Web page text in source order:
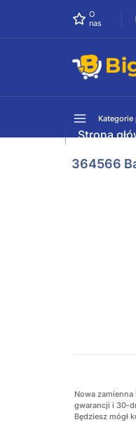
O
nas
Strona
364566
Nowa
gwarancji i 30-
Będziesz mógł